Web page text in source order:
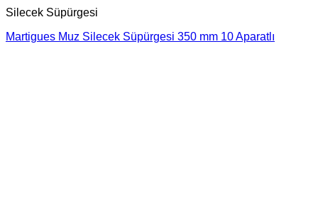
Silecek Süpürgesi
Martigues Muz Silecek Süpürgesi 350 mm 10 Aparatlı